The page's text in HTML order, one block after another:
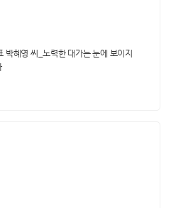
박혜영 씨_노력한 대가는 눈에 보이지